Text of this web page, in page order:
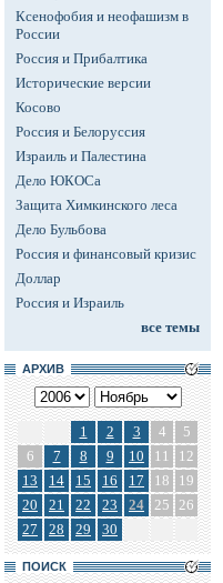
Ксенофобия и неофашизм в
России
Россия и Прибалтика
Исторические версии
Косово
Россия и Белоруссия
Израиль и Палестина
Дело ЮКОСа
Защита Химкинского леса
Дело Бульбова
Россия и финансовый кризис
Доллар
Россия и Израиль
все темы
АРХИВ
1 2 3 4
5
6
7 8 9 10 11
12
13
14 15 16 17 18
19
20
21 22 23 24 25 26
27
28 29 30
ПОИСК